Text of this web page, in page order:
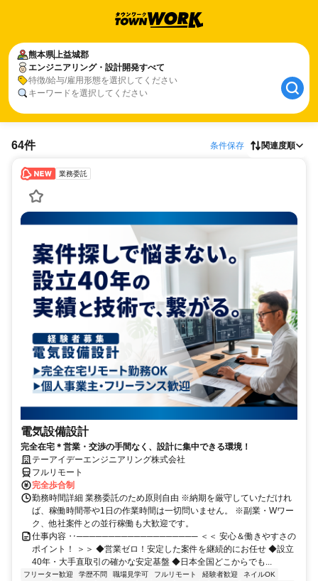
熊本県上益城郡
エンジニアリング・設計開発すべて
特徴/給与/雇用形態を選択してください
キーワードを選択してください
64件 条件保存 関連度順
業務委託
電気設備設計
完全在宅＊営業・交渉の手間なく、設計に集中できる環境！
テーアイデーエンジニアリング株式会社
フルリモート
完全歩合制
勤務時間詳細 業務委託のため原則自由 ※納期を厳守していただけれ
ば、稼働時間帯や1日の作業時間は一切問いません。 ※副業・Wワー
ク、他社案件との並行稼働も大歓迎です。
仕事内容 ‥─────────────────── ＜＜ 安心＆働きやすさの
ポイント！ ＞＞ ◆営業ゼロ！安定した案件を継続的にお任せ ◆設立
40年・大手直取引の確かな安定基盤 ◆日本全国どこからでも...
フリーター歓迎 学歴不問 職場見学可 フルリモート 経験者歓迎
ネイルOK